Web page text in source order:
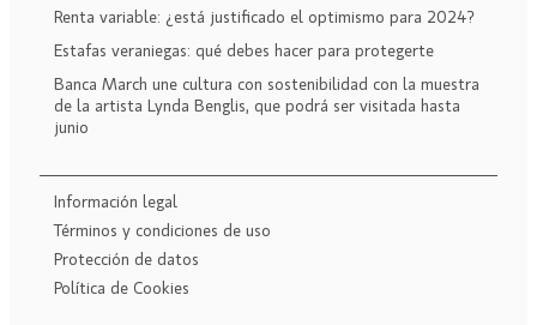
Renta variable: ¿está justificado el optimismo para 2024?
Estafas veraniegas: qué debes hacer para protegerte
Banca March une cultura con sostenibilidad con la muestra
de la artista Lynda Benglis, que podrá ser visitada hasta
junio
Información legal
Términos y condiciones de uso
Protección de datos
Política de Cookies